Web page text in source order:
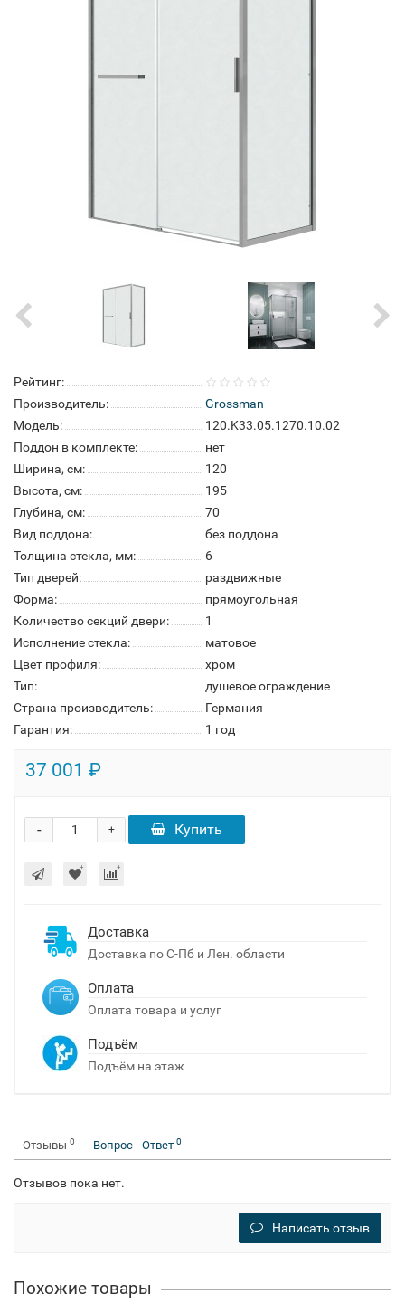
Рейтинг:
Производитель:
Grossman
Модель:
120.K33.05.1270.10.02
Поддон в комплекте:
нет
Ширина, см:
120
Высота, см:
195
Глубина, см:
70
Вид поддона:
без поддона
Толщина стекла, мм:
6
Тип дверей:
раздвижные
Форма:
прямоугольная
Количество секций двери:
1
Исполнение стекла:
матовое
Цвет профиля:
хром
Тип:
душевое ограждение
Страна производитель:
Германия
Гарантия:
1 год
37 001 ₽
+
- Купить
Доставка
Доставка по С-Пб и Лен. области
Оплата
Оплата товара и услуг
Подъём
Подъём на этаж
Отзывы 0 Вопрос - Ответ 0
Отзывов пока нет.
Написать отзыв
Похожие товары